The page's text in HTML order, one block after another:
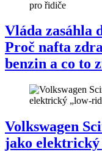
Vláda zasáhla
Proč nafta
benzin a co to
Volkswagen
jako